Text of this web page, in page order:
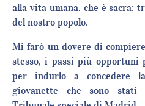
alla vita umana, che è sacra:
del nostro popolo.
Mi farò un dovere di
stesso, i passi più opportuni
per indurlo a concedere
giovanette che sono